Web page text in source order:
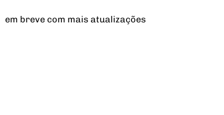
em breve com mais atualizações